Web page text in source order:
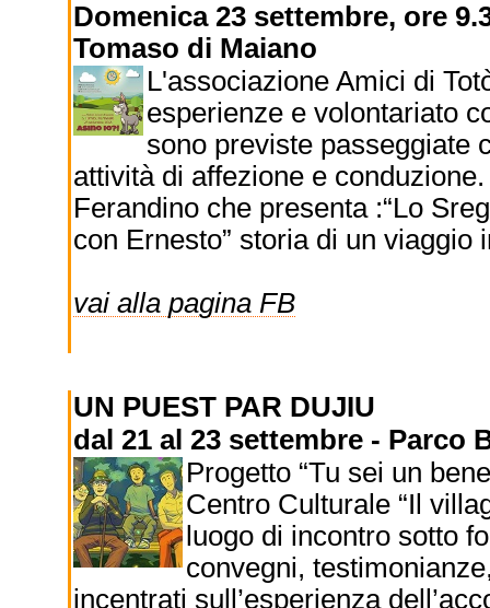
Domenica 23 settembre, ore
Tomaso di Maiano
L'associazione Amici di
esperienze e volontariato
sono previste passeggiate
attività di affezione e
Ferandino che presenta :“Lo
con Ernesto” storia di un viaggio
vai alla pagina FB
UN PUEST PAR DUJIU
dal 21 al 23 settembre - Parco
Progetto “Tu sei un
Centro Culturale “Il
luogo di incontro sotto
convegni,
incentrati sull’esperienza